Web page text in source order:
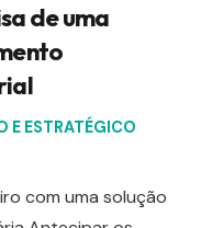
de uma
E ESTRATÉGICO
com uma solução